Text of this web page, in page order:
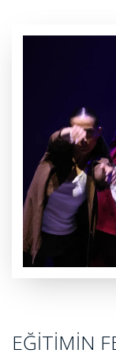
EĞITIMIN